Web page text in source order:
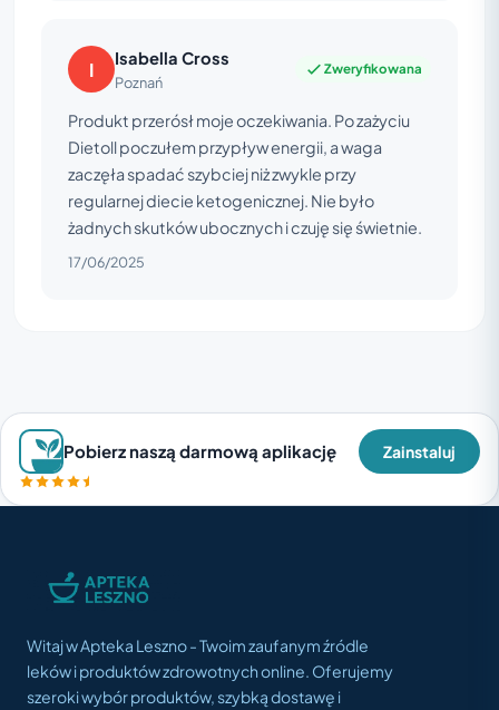
I Isabella Cross
Poznań
Zweryfikowana
Produkt przerósł moje oczekiwania. Po zażyciu
Dietoll poczułem przypływ energii, a waga
zaczęła spadać szybciej niż zwykle przy
regularnej diecie ketogenicznej. Nie było
żadnych skutków ubocznych i czuję się świetnie.
17/06/2025
Pobierz naszą darmową aplikację Zainstaluj
Witaj w Apteka Leszno - Twoim zaufanym źródle
leków i produktów zdrowotnych online. Oferujemy
szeroki wybór produktów, szybką dostawę i